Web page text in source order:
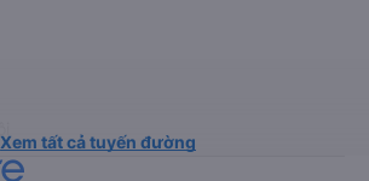
Xem tất cả tuyến đường